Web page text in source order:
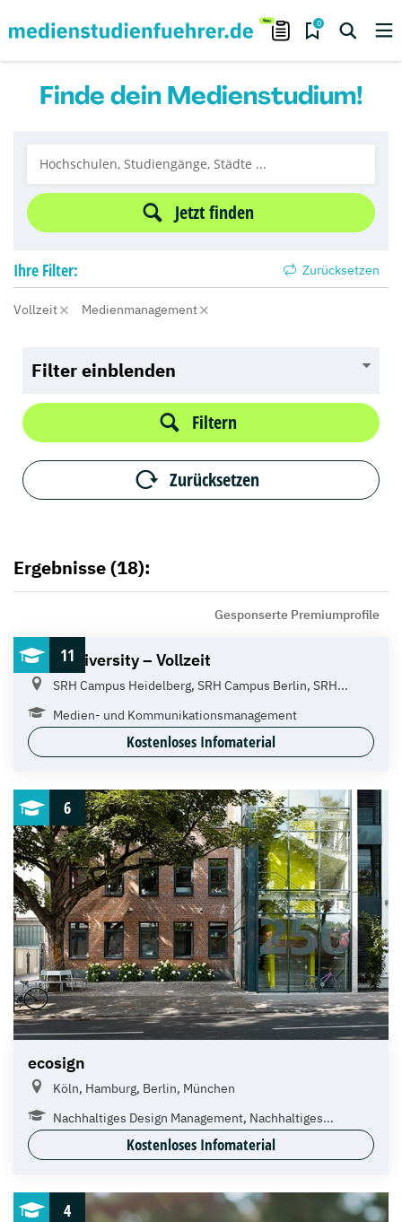
0
Finde dein Medienstudium!
Jetzt finden
Ihre Filter: Zurücksetzen
Vollzeit Medienmanagement
Filter einblenden
Filtern
Zurücksetzen
Ergebnisse (18):
Gesponserte Premiumprofile
11
SRH University – Vollzeit
SRH Campus Heidelberg, SRH Campus Berlin, SRH...
Medien- und Kommunikations­management
Kostenloses Infomaterial
6
ecosign
Köln, Hamburg, Berlin, München
Nachhaltiges Design Management, Nachhaltiges...
Kostenloses Infomaterial
4